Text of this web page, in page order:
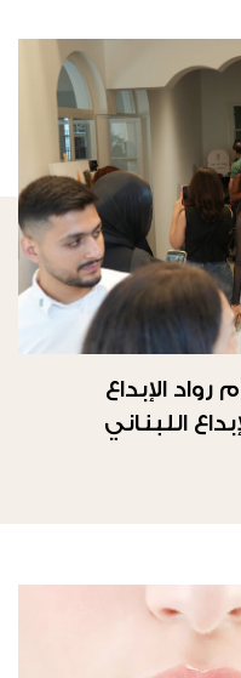
رواد الإبداع
اللبناني